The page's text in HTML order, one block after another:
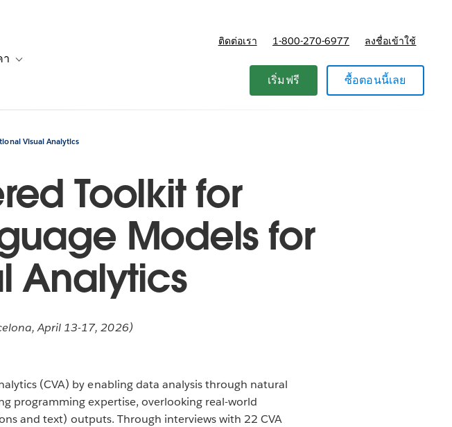
ติดต่อเรา 1-800-270-6977 ลงชื่อเข้าใช้
เริ่มฟรี ซื้อตอนนี้เลย
Visual Analytics
Toolkit for
Models for
Analytics
April 13-17, 2026)
(CVA) by enabling data analysis through natural
programming expertise, overlooking real-world
and text) outputs. Through interviews with 22 CVA